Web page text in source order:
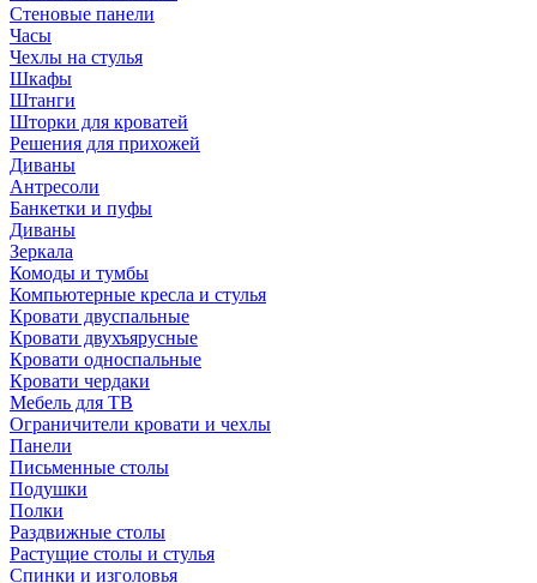
Стеновые панели
Часы
Чехлы на стулья
Шкафы
Штанги
Шторки для кроватей
Решения для прихожей
Диваны
Антресоли
Банкетки и пуфы
Диваны
Зеркала
Комоды и тумбы
Компьютерные кресла и стулья
Кровати двуспальные
Кровати двухъярусные
Кровати односпальные
Кровати чердаки
Мебель для ТВ
Ограничители кровати и чехлы
Панели
Письменные столы
Подушки
Полки
Раздвижные столы
Растущие столы и стулья
Спинки и изголовья